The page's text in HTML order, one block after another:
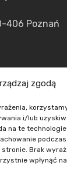
zgodą
i/lub
na te
Brak
wpłynąć
406 Poznań